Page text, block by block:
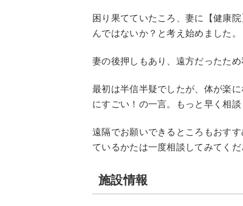
困り果てていたころ、妻に【健康
んではないか？と考え始めました。
妻の後押しもあり、遠方だったた
最初は半信半疑でしたが、体が楽
にすごい！の一言。もっと早く相
遠隔でお願いできるところもおす
ているかたは一度相談してみてくだ
施設情報